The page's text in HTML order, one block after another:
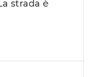
strada è